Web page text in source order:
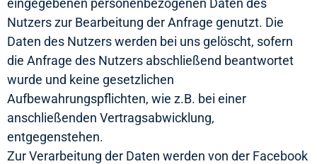
eingegebenen personenbezogenen Daten des
Nutzers zur Bearbeitung der Anfrage genutzt. Die
Daten des Nutzers werden bei uns gelöscht, sofern
die Anfrage des Nutzers abschließend beantwortet
wurde und keine gesetzlichen
Aufbewahrungspflichten, wie z.B. bei einer
anschließenden Vertragsabwicklung,
entgegenstehen.
Zur Verarbeitung der Daten werden von der Facebook